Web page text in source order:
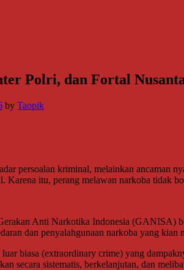
Polri, dan Fortal
by Taopik
persoalan kriminal, melainkan ancaman
Karena itu, perang melawan narkoba tidak
Anti Narkotika Indonesia (GANISA)
dan penyalahgunaan narkoba yang kian
biasa (extraordinary crime) yang
secara sistematis, berkelanjutan, dan